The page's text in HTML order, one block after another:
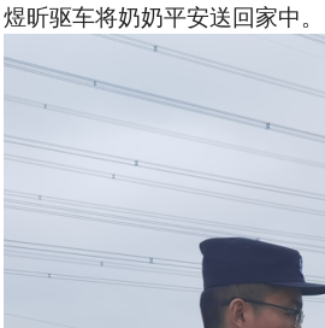
煜昕驱车将奶奶平安送回家中。